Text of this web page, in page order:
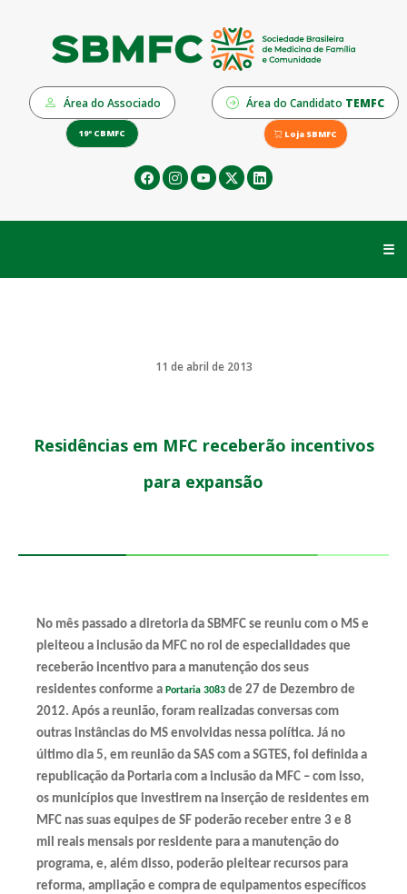
Área do Associado Área do Candidato TEMFC
19º CBMFC Loja SBMFC
☰
11 de abril de 2013
Residências em MFC receberão incentivos
para expansão
No mês passado a diretoria da SBMFC se reuniu com o MS e
pleiteou a inclusão da MFC no rol de especialidades que
receberão incentivo para a manutenção dos seus
residentes conforme aPortaria 3083 de 27 de Dezembro de
2012. Após a reunião, foram realizadas conversas com
outras instâncias do MS envolvidas nessa política. Já no
último dia 5, em reunião da SAS com a SGTES, foi definida a
republicação da Portaria com a inclusão da MFC – com isso,
os municípios que investirem na inserção de residentes em
MFC nas suas equipes de SF poderão receber entre 3 e 8
mil reais mensais por residente para a manutenção do
programa, e, além disso, poderão pleitear recursos para
reforma, ampliação e compra de equipamentos específicos